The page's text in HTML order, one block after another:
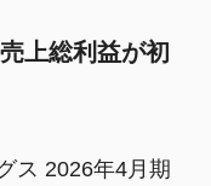
上総利益が初
ス 2026年4月期